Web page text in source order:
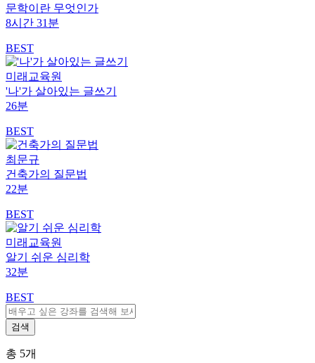
문학이란 무엇인가
8시간 31분
BEST
미래교육원
'나'가 살아있는 글쓰기
26분
BEST
최문규
건축가의 질문법
22분
BEST
미래교육원
알기 쉬운 심리학
32분
BEST
총 5개